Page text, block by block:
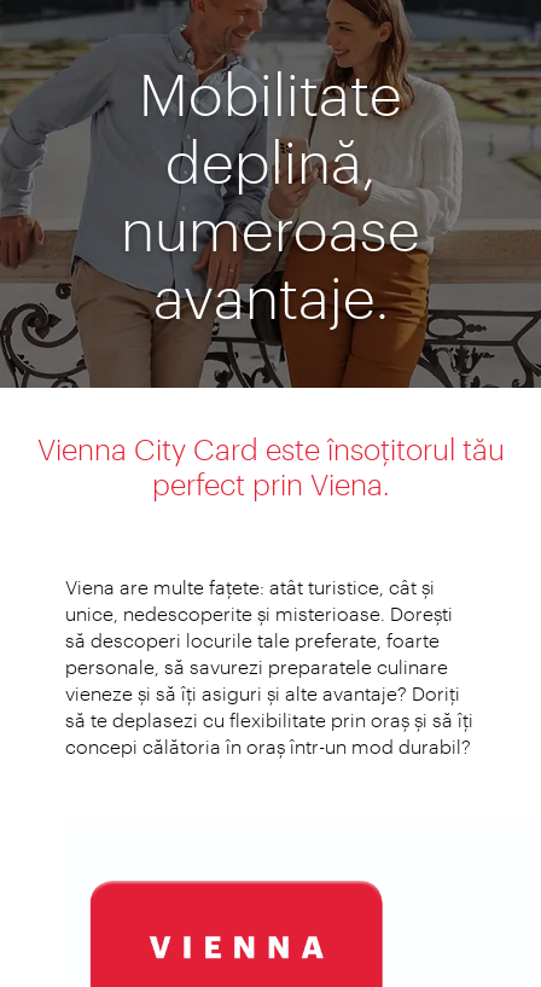
Mobilitate
deplină,
numeroase
avantaje.
Vienna City Card este însoţitorul tău
perfect prin Viena.
Viena are multe faţete: atât turistice, cât şi
unice, nedescoperite şi misterioase. Doreşti
să descoperi locurile tale preferate, foarte
personale, să savurezi preparatele culinare
vieneze şi să îţi asiguri şi alte avantaje? Doriţi
să te deplasezi cu flexibilitate prin oraş şi să îţi
concepi călătoria în oraş într-un mod durabil?